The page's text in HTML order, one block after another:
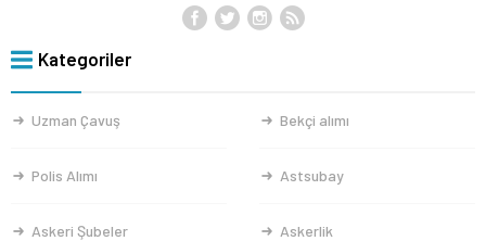
Kategoriler
Uzman Çavuş Bekçi alımı
Polis Alımı Astsubay
Askeri Şubeler Askerlik